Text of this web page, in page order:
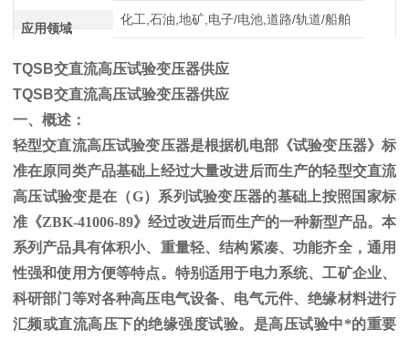
应用领域
化工,石油,地矿,电子/电池,道路/轨道/船舶
TQSB交直流高压试验变压器供应
TQSB交直流高压试验变压器供应
一、概述：
轻型交直流高压试验变压器是根据机电部《试验变压器》标
准在原同类产品基础上经过大量改进后而生产的轻型交直流
高压试验变是在（G）系列试验变压器的基础上按照国家标
准《ZBK-41006-89》经过改进后而生产的一种新型产品。本
系列产品具有体积小、重量轻、结构紧凑、功能齐全，通用
性强和使用方便等特点。特别适用于电力系统、工矿企业、
科研部门等对各种高压电气设备、电气元件、绝缘材料进行
汇频或直流高压下的绝缘强度试验。是高压试验中*的重要